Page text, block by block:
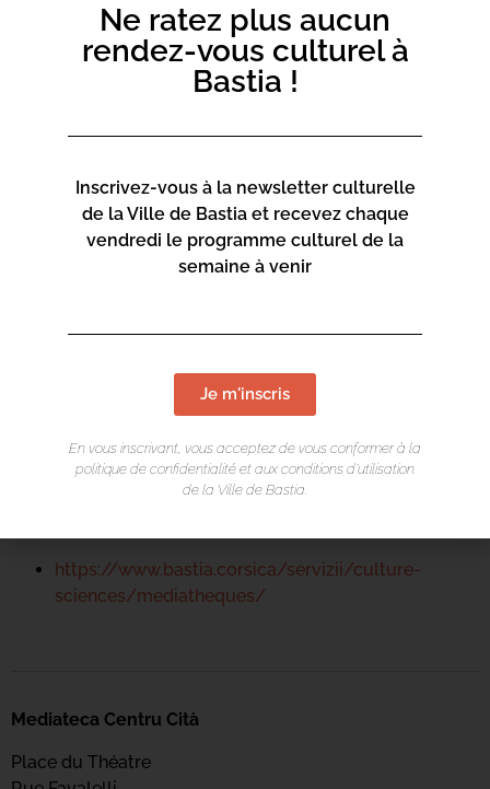
Page web :
sciences/mediatheques/
Mediateca Centru Cità
mediateca-centrucita@bastia.corsica
https://www.bastia.corsica/servizii/culture-
sciences/mediatheques/
Mediateca Centru Cità
Place du Théatre
Ne ratez plus aucun
rendez-vous culturel à
Bastia !
Inscrivez-vous à la newsletter culturelle
de la Ville de Bastia et recevez chaque
vendredi le programme culturel de la
semaine à venir
Je m'inscris
En vous inscrivant, vous acceptez de vous conformer à la
politique de confidentialité et aux conditions d’utilisation
de la Ville de Bastia.